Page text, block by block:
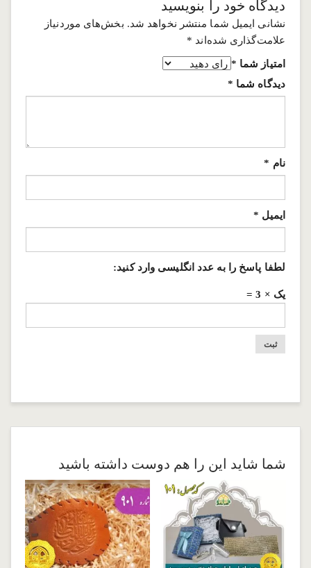
دیدگاه خود را بنویسید
نشانی ایمیل شما منتشر نخواهد شد. بخش‌های موردنیاز
علامت‌گذاری شده‌اند *
امتیاز شما *
دیدگاه شما *
نام *
ایمیل *
لطفا پاسخ را به عدد انگلیسی وارد کنید:
یک × 3 =
شما شاید این را هم دوست داشته باشید